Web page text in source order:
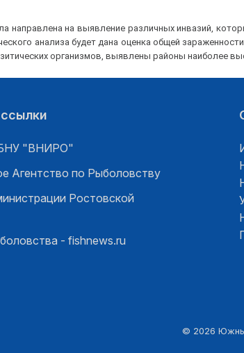
направлена на выявление различных инвазий,
анализа будет дана оценка общей
организмов, выявлены районы наиболее
"ВНИРО"
Агентство по Рыболовству
Ростовской
- fishnews.ru
© 2026